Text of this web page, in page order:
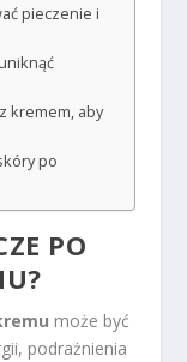
pieczenie i
kremem, aby
po
PO
może być
podrażnienia